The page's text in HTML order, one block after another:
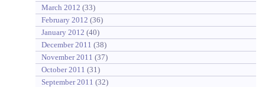
March 2012 (33)
February 2012 (36)
January 2012 (40)
December 2011 (38)
November 2011 (37)
October 2011 (31)
September 2011 (32)